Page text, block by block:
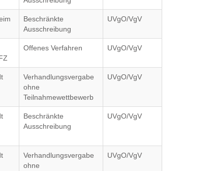
Beschränkte
Ausschreibung
UVgO/VgV
Offenes Verfahren UVgO/VgV
Verhandlungsvergabe
ohne
Teilnahmewettbewerb
UVgO/VgV
Beschränkte
Ausschreibung
UVgO/VgV
Verhandlungsvergabe
ohne
UVgO/VgV